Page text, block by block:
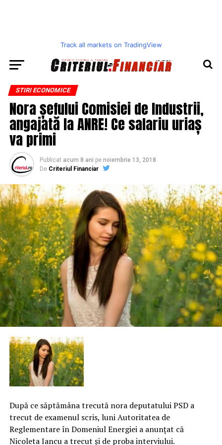
Track all markets on TradingView
STIRI ECONOMICE
Nora șefului Comisiei de Industrii,
angajată la ANRE! Ce salariu uriaș
va primi
Publicat acum 8 ani pe noiembrie 13, 2018
De Criteriul Financiar
După ce săptămâna trecută nora deputatului PSD a
trecut de examenul scris, luni Autoritatea de
Reglementare în Domeniul Energiei a anunţat că
Nicoleta Iancu a trecut şi de proba interviului.